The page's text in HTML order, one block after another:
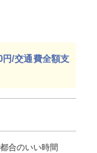
円/交通費全額支
合のいい時間